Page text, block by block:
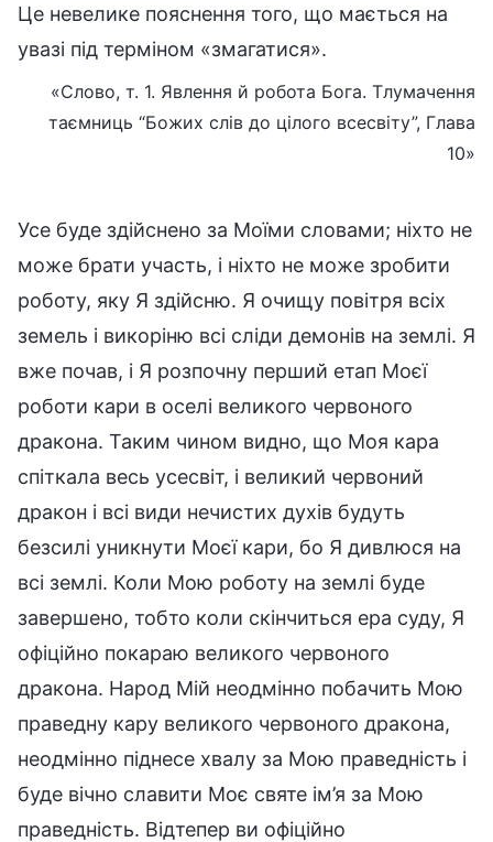
Це невелике пояснення того, що мається на
увазі під терміном «змагатися».
«Слово, т. 1. Явлення й робота Бога. Тлумачення
таємниць “Божих слів до цілого всесвіту”, Глава
10»
Усе буде здійснено за Моїми словами; ніхто не
може брати участь, і ніхто не може зробити
роботу, яку Я здійсню. Я очищу повітря всіх
земель і викоріню всі сліди демонів на землі. Я
вже почав, і Я розпочну перший етап Моєї
роботи кари в оселі великого червоного
дракона. Таким чином видно, що Моя кара
спіткала весь усесвіт, і великий червоний
дракон і всі види нечистих духів будуть
безсилі уникнути Моєї кари, бо Я дивлюся на
всі землі. Коли Мою роботу на землі буде
завершено, тобто коли скінчиться ера суду, Я
офіційно покараю великого червоного
дракона. Народ Мій неодмінно побачить Мою
праведну кару великого червоного дракона,
неодмінно піднесе хвалу за Мою праведність і
буде вічно славити Моє святе ім’я за Мою
праведність. Відтепер ви офіційно